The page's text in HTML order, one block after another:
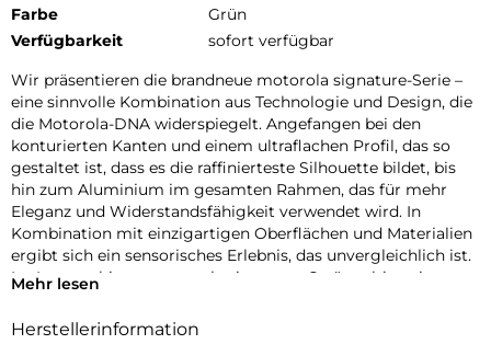
Farbe
Grün
Verfügbarkeit
sofort verfügbar
Wir präsentieren die brandneue motorola signature-Serie –
eine sinnvolle Kombination aus Technologie und Design, die
die Motorola-DNA widerspiegelt. Angefangen bei den
konturierten Kanten und einem ultraflachen Profil, das so
gestaltet ist, dass es die raffinierteste Silhouette bildet, bis
hin zum Aluminium im gesamten Rahmen, das für mehr
Eleganz und Widerstandsfähigkeit verwendet wird. In
Kombination mit einzigartigen Oberflächen und Materialien
ergibt sich ein sensorisches Erlebnis, das unvergleichlich ist.
Im Inneren bieten motorola signature-Geräte ultimative
Standards in Sachen Bildqualität ausgezeichnet wurde. Mit
Mehr lesen
Herstellerinformation